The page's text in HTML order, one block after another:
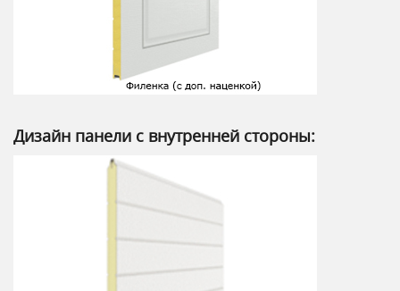
Дизайн панели с внутренней стороны: